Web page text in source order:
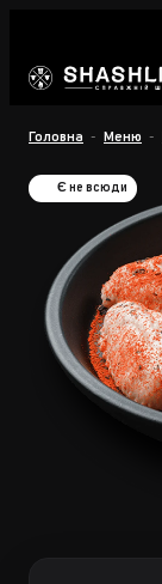
Головна Меню
Є не всюди